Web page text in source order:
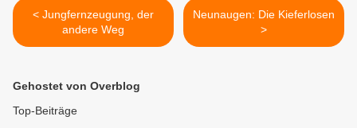
< Jungfernzeugung, der
andere Weg
Neunaugen: Die Kieferlosen
>
Gehostet von Overblog
Top-Beiträge